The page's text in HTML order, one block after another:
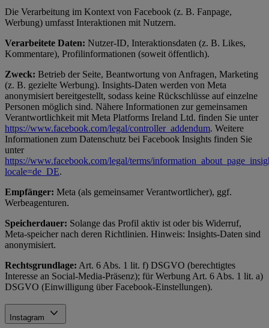
Die Verarbeitung im Kontext von Facebook (z. B. Fanpage,
Werbung) umfasst Interaktionen mit Nutzern.
Verarbeitete Daten: Nutzer-ID, Interaktionsdaten (z. B. Likes,
Kommentare), Profilinformationen (soweit öffentlich).
Zweck: Betrieb der Seite, Beantwortung von Anfragen, Marketing
(z. B. gezielte Werbung). Insights-Daten werden von Meta
anonymisiert bereitgestellt, sodass keine Rückschlüsse auf einzelne
Personen möglich sind. Nähere Informationen zur gemeinsamen
Verantwortlichkeit mit Meta Platforms Ireland Ltd. finden Sie unter
https://www.facebook.com/legal/controller_addendum. Weitere
Informationen zum Datenschutz bei Facebook Insights finden Sie
unter
https://www.facebook.com/legal/terms/
locale=de_DE.
Empfänger: Meta (als gemeinsamer Verantwortlicher), ggf.
Werbeagenturen.
Speicherdauer: Solange das Profil aktiv ist oder bis Widerruf,
Meta-speicher nach deren Richtlinien. Hinweis: Insights-Daten sind
anonymisiert.
Rechtsgrundlage: Art. 6 Abs. 1 lit. f) DSGVO (berechtigtes
Interesse an Social-Media-Präsenz); für Werbung Art. 6 Abs. 1 lit. a)
DSGVO (Einwilligung über Facebook-Einstellungen).
Instagram